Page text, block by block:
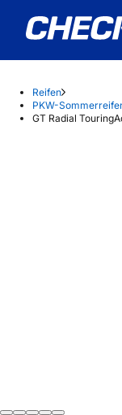
Reifen
PKW-
GT Radial